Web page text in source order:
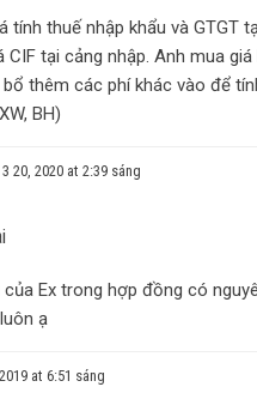
tính thuế nhập khẩu và GTGT
CIF tại cảng nhập. Anh mua giá
bổ thêm các phí khác vào để
BH)
20, 2020 at 2:39 sáng
của Ex trong hợp đồng có
ạ
at 6:51 sáng